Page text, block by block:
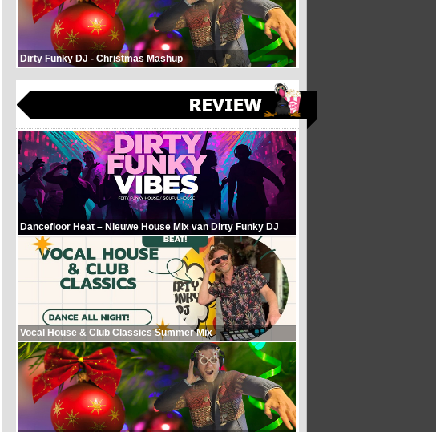
Dirty Funky DJ - Christmas Mashup
Dancefloor Heat – Nieuwe House Mix van Dirty Funky DJ
Vocal House & Club Classics Summer Mix